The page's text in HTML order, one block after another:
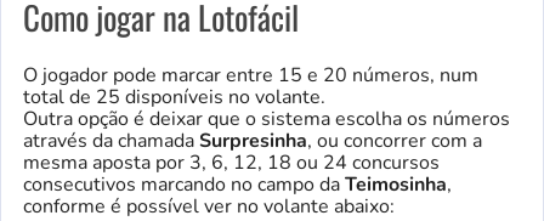
Como jogar na Lotofácil
O jogador pode marcar entre 15 e 20 números, num
total de 25 disponíveis no volante.
Outra opção é deixar que o sistema escolha os números
através da chamadaSurpresinha, ou concorrer com a
mesma aposta por 3, 6, 12, 18 ou 24 concursos
consecutivos marcando no campo daTeimosinha,
conforme é possível ver no volante abaixo: